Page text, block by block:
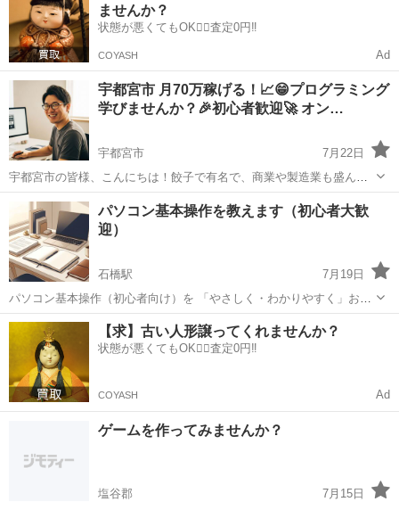
ませんか？
状態が悪くてもOK🙆‍♀️査定0円‼️
COYASH Ad
宇都宮市 月70万稼げる！📈😁プログラミング
学びませんか？🎉初心者歓迎🚀 オン…
宇都宮市
7月22日
宇都宮市の皆様、こんにちは！餃子で有名で、商業や製造業も盛んな
この街で、プログラミングのスキルを身につけてみませんか？ （レッ
スンはオンラインでどこからでも受講可能です！） 少し大げさに聞こ
えるかもしれません...
栃木 宇都宮市 プログラミング オンライン
パソコン基本操作を教えます（初心者大歓
迎）
石橋駅
7月19日
パソコン基本操作（初心者向け）を 「やさしく・わかりやすく」お伝
えしています💻✨ ・パソコン操作に少し不安がある方 ・Excelや
PowerPointを使ってみたいけど難しそうと感じている方 ・AIやCanva
栃木 河内郡 石橋駅 その他 Canva
【求】古い人形譲ってくれませんか？
状態が悪くてもOK🙆‍♀️査定0円‼️
COYASH Ad
ゲームを作ってみませんか？
塩谷郡
7月15日